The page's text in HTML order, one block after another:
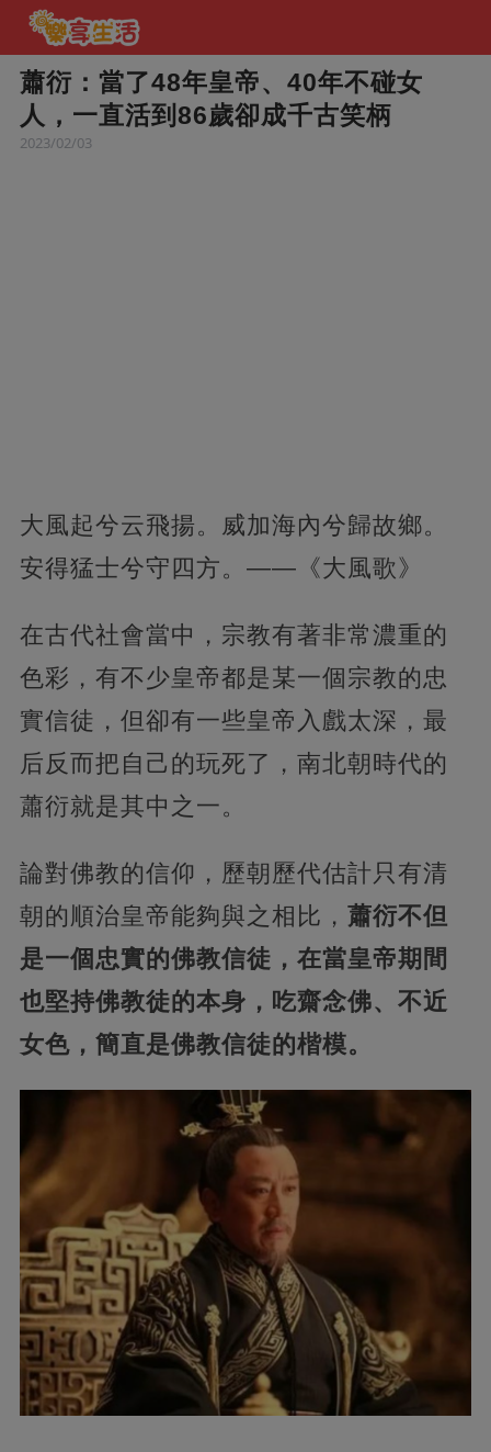
蕭衍：當了48年皇帝、40年不碰女
人，一直活到86歲卻成千古笑柄
2023/02/03
大風起兮云飛揚。威加海內兮歸故鄉。
安得猛士兮守四方。——《大風歌》
在古代社會當中，宗教有著非常濃重的
色彩，有不少皇帝都是某一個宗教的忠
實信徒，但卻有一些皇帝入戲太深，最
后反而把自己的玩死了，南北朝時代的
蕭衍就是其中之一。
論對佛教的信仰，歷朝歷代估計只有清
朝的順治皇帝能夠與之相比， 蕭衍不但
是一個忠實的佛教信徒，在當皇帝期間
也堅持佛教徒的本身，吃齋念佛、不近
女色，簡直是佛教信徒的楷模。